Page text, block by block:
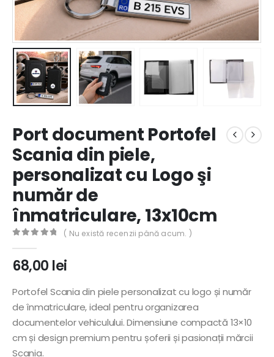
Port document Portofel
Scania din piele,
personalizat cu Logo şi
număr de
înmatriculare, 13x10cm
( Nu există recenzii până acum. )
68,00 lei
Portofel Scania din piele personalizat cu logo și număr
de înmatriculare, ideal pentru organizarea
documentelor vehiculului. Dimensiune compactă 13×10
cm și design premium pentru șoferii și pasionații mărcii
Scania.